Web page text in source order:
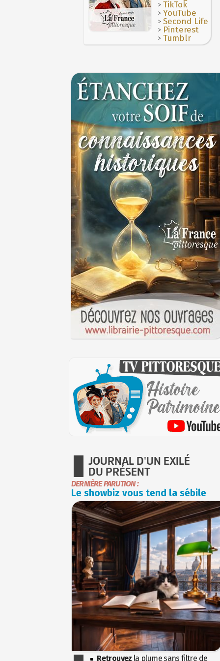
JOURNAL D'UN EXILÉ
DU PRÉSENT
DERNIÈRE PARUTION :
Le showbiz vous tend la sébile
Retrouvez la plume sans filtre de
>TikTok
>YouTube
>Second Life
> Pinterest
>Tumblr